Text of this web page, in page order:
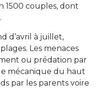
1500 couples, dont
d’avril à juillet,
Les menaces
ou prédation par
mécanique du haut
par les parents voire